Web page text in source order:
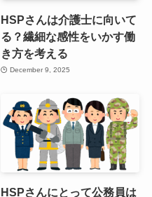
HSPさんは介護士に向いて
る？繊細な感性をいかす働
き方を考える
December 9, 2025
HSPさんにとって公務員は